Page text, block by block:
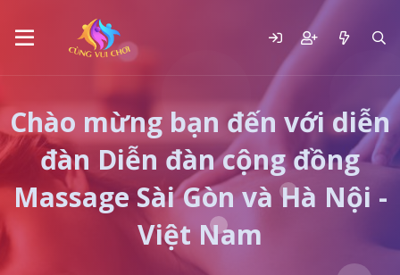
Chào mừng bạn đến với diễn
đàn Diễn đàn cộng đồng
Massage Sài Gòn và Hà Nội -
Việt Nam